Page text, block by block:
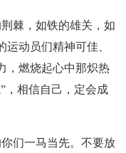
棘，如铁的雄关，如
动员们精神可佳、
，燃烧起心中那炽热
，相信自己，定会成
们一马当先。不要放